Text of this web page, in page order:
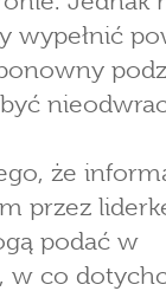
wypełnić
że
przez
podać w
w co